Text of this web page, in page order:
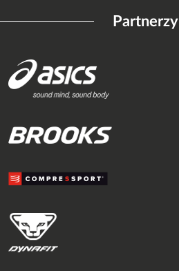
Partnerzy